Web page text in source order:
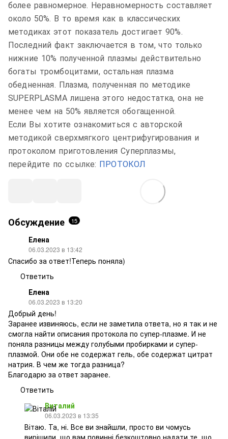
более равномерное. Неравномерность составляет
около 50%. В то время как в классических
методиках этот показатель достигает 90%.
Последний факт заключается в том, что только
нижние 10% полученной плазмы действительно
богаты тромбоцитами, остальная плазма
обедненная. Плазма, полученная по методике
SUPERPLASMA лишена этого недостатка, она не
менее чем на 50%являетсяобогащенной.
Если Вы хотите ознакомиться с авторской
методикой сверхмягкого центрифугирования и
протоколом приготовления Суперплазмы,
перейдите по ссылке: ПРОТОКОЛ
Обсуждение 15
Елена
06.03.2023 в 13:42
Спасибо за ответ!Теперь поняла)
Ответить
Елена
06.03.2023 в 13:20
Добрый день!
Заранее извиняюсь, если не заметила ответа, но я так и не
смогла найти описания протокола по супер-плазме. И не
поняла разницы между голубыми пробирками и супер-
плазмой. Они обе не содержат гель, обе содержат цитрат
натрия. В чем же тогда разница?
Благодарю за ответ заранее.
Ответить
Виталий
06.03.2023 в 13:35
Вітаю. Та, ні. Все ви знайшли, просто ви чомусь